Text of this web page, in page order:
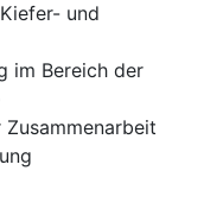
und
im Bereich der